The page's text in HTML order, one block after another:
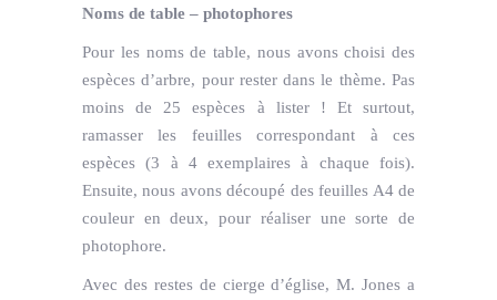
Noms de table – photophores
Pour les noms de table, nous avons choisi des
espèces d’arbre, pour rester dans le thème. Pas
moins de 25 espèces à lister ! Et surtout,
ramasser les feuilles correspondant à ces
espèces (3 à 4 exemplaires à chaque fois).
Ensuite, nous avons découpé des feuilles A4 de
couleur en deux, pour réaliser une sorte de
photophore.
Avec des restes de cierge d’église, M. Jones a